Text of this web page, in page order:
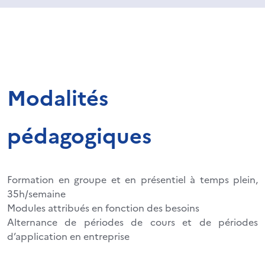
Modalités
pédagogiques
Formation en groupe et en présentiel à temps plein,
35h/semaine
Modules attribués en fonction des besoins
Alternance de périodes de cours et de périodes
d’application en entreprise